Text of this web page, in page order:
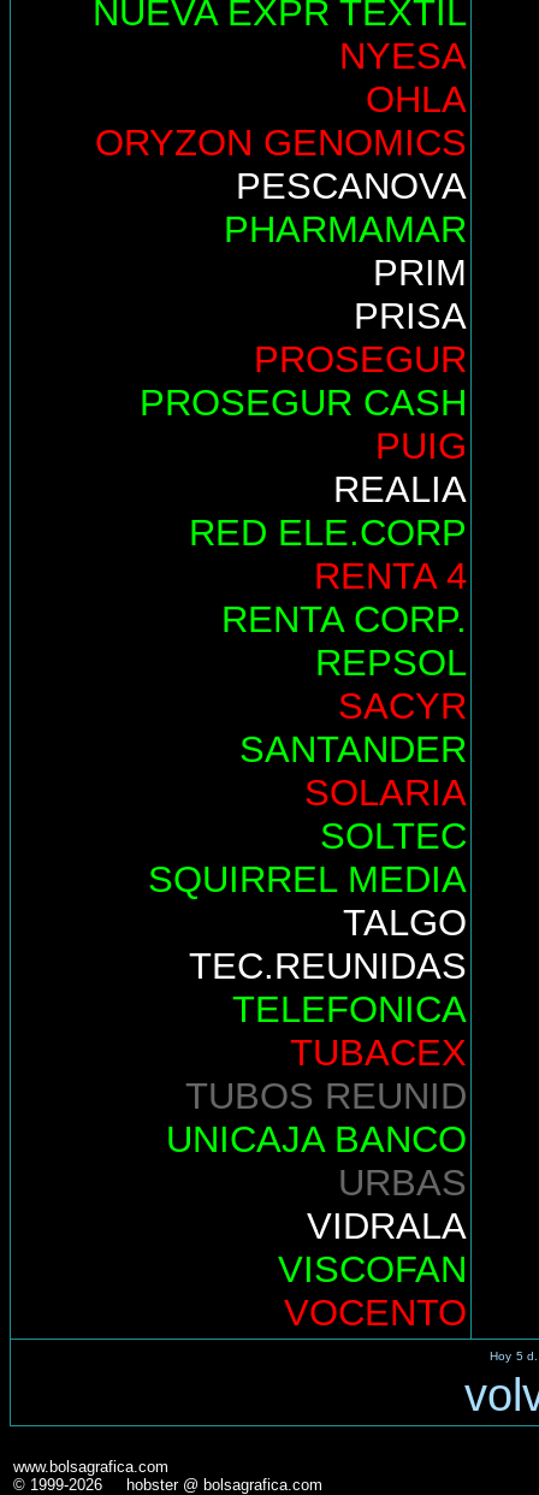
NUEVA EXPR TEXTIL
NYESA
OHLA
ORYZON GENOMICS
PESCANOVA
PHARMAMAR
PRIM
PRISA
PROSEGUR
PROSEGUR CASH
PUIG
REALIA
RED ELE.CORP
RENTA 4
RENTA CORP.
REPSOL
SACYR
SANTANDER
SOLARIA
SOLTEC
SQUIRREL MEDIA
TALGO
TEC.REUNIDAS
TELEFONICA
TUBACEX
TUBOS REUNID
UNICAJA BANCO
URBAS
VIDRALA
VISCOFAN
VOCENTO
Hoy 5 d.
www.bolsagrafica.com
© 1999-2026 hobster @ bolsagrafica.com